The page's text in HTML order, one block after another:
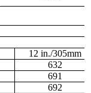
12 in./305mm
632
691
692